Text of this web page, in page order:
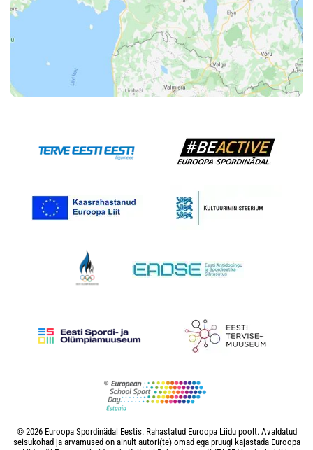
© 2026 Euroopa Spordinädal Eestis. Rahastatud Euroopa Liidu poolt. Avaldatud
seisukohad ja arvamused on ainult autori(te) omad ega pruugi kajastada Euroopa